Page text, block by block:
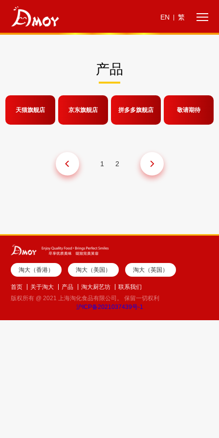
EN 繁
产品
天猫旗舰店 京东旗舰店 拼多多旗舰店 敬请期待
1 2
淘大（香港） 淘大（美国） 淘大（英国）
首页 关于淘大 产品 淘大厨艺坊
联系我们
版权所有 @ 2021 上海淘化食品有限公司。 保留一切权利
沪ICP备2021037439号-1